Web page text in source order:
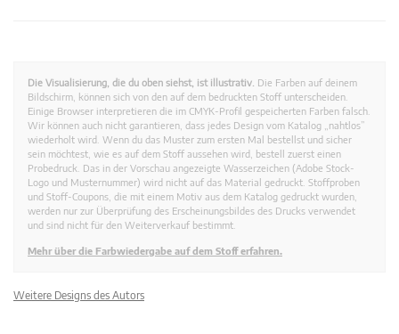
Die Visualisierung, die du oben siehst, ist illustrativ. Die Farben auf deinem
Bildschirm, können sich von den auf dem bedruckten Stoff unterscheiden.
Einige Browser interpretieren die im CMYK-Profil gespeicherten Farben falsch.
Wir können auch nicht garantieren, dass jedes Design vom Katalog „nahtlos”
wiederholt wird. Wenn du das Muster zum ersten Mal bestellst und sicher
sein möchtest, wie es auf dem Stoff aussehen wird, bestell zuerst einen
Probedruck. Das in der Vorschau angezeigte Wasserzeichen (Adobe Stock-
Logo und Musternummer) wird nicht auf das Material gedruckt. Stoffproben
und Stoff-Coupons, die mit einem Motiv aus dem Katalog gedruckt wurden,
werden nur zur Überprüfung des Erscheinungsbildes des Drucks verwendet
und sind nicht für den Weiterverkauf bestimmt.
Mehr über die Farbwiedergabe auf dem Stoff erfahren.
Weitere Designs des Autors